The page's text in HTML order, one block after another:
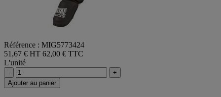
Référence : MIG5773424
51,67 € HT 62,00 € TTC
L'unité
-
+
Ajouter au panier